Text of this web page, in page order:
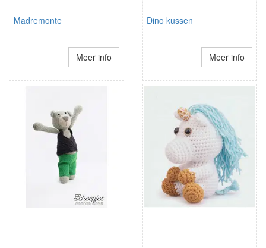
Madremonte
Meer info
Dino kussen
Meer info